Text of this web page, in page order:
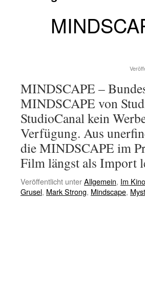
MINDSCAPE –
MINDSCAPE von
StudioCanal kein
Verfügung. Aus
die MINDSCAPE im
Film längst als
Veröffentlicht unterAllgemein, Im
Grusel, Mark Strong, Mindscape,